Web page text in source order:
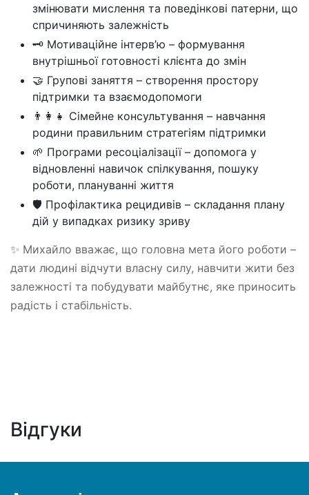
змінювати мислення та поведінкові патерни, що
спричиняють залежність
🗝 Мотиваційне інтерв’ю – формування
внутрішньої готовності клієнта до змін
🤝 Групові заняття – створення простору
підтримки та взаємодопомоги
👨‍👩‍👧 Сімейне консультування – навчання
родини правильним стратегіям підтримки
🌱 Програми ресоціалізації – допомога у
відновленні навичок спілкування, пошуку
роботи, плануванні життя
🛡 Профілактика рецидивів – складання плану
дій у випадках ризику зриву
✨ Михайло вважає, що головна мета його роботи –
дати людині відчути власну силу, навчити жити без
залежності та побудувати майбутнє, яке приносить
радість і стабільність.
Відгуки